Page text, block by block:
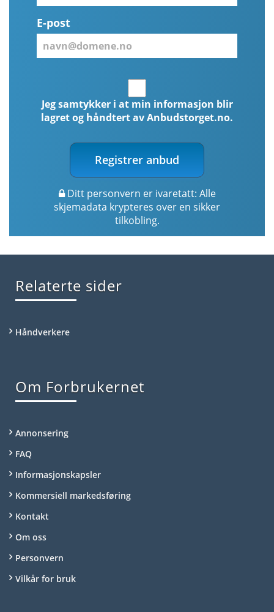
E-post
Jeg samtykker i at min informasjon blir
lagret og håndtert av Anbudstorget.no.
Registrer anbud
Ditt personvern er ivaretatt: Alle
skjemadata krypteres over en sikker
tilkobling.
Relaterte sider
Håndverkere
Om Forbrukernet
Annonsering
FAQ
Informasjonskapsler
Kommersiell markedsføring
Kontakt
Om oss
Personvern
Vilkår for bruk